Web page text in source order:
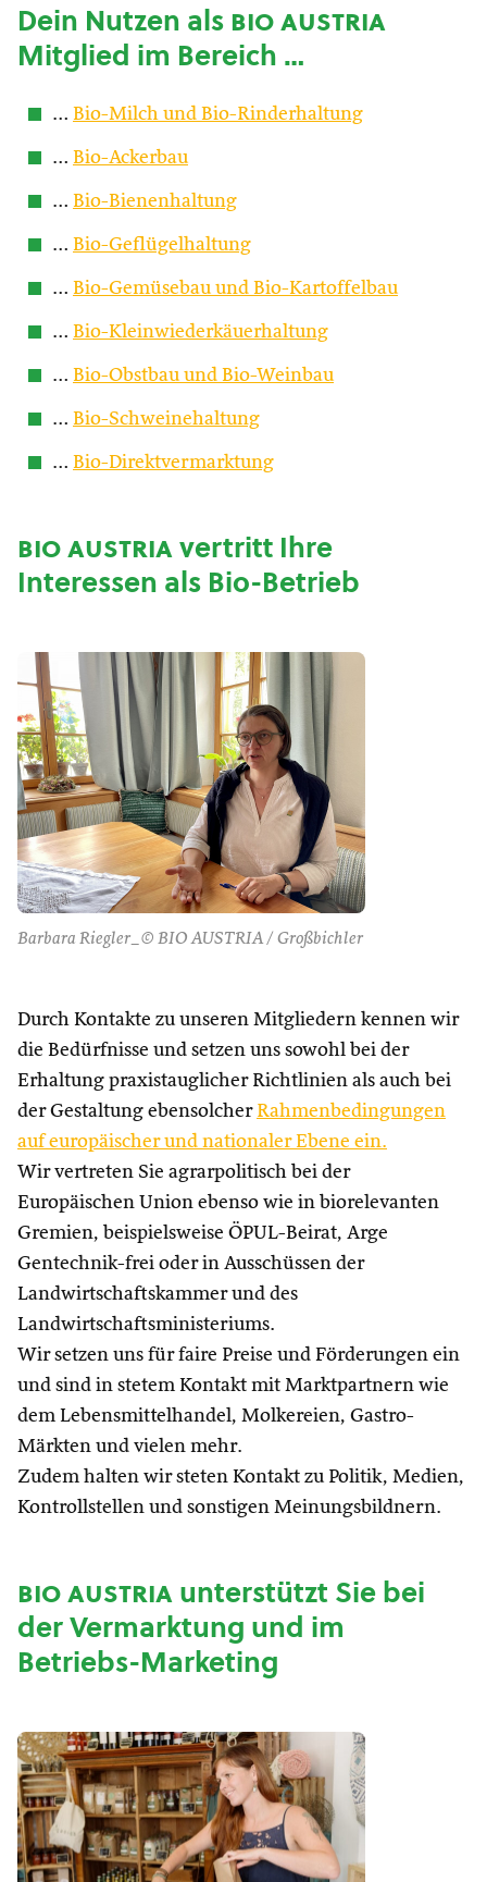
Dein Nutzen alsbio austria
Mitglied im Bereich …
… Bio-Milch und Bio-Rinderhaltung
… Bio-Ackerbau
… Bio-Bienenhaltung
… Bio-Geflügelhaltung
… Bio-Gemüsebau und Bio-Kartoffelbau
… Bio-Kleinwiederkäuerhaltung
… Bio-Obstbau und Bio-Weinbau
… Bio-Schweinehaltung
… Bio-Direktvermarktung
bio austriavertritt Ihre
Interessen als Bio-Betrieb
Barbara Riegler_© BIO AUSTRIA / Großbichler
Durch Kontakte zu unseren Mitgliedern kennen wir
die Bedürfnisse und setzen uns sowohl bei der
Erhaltung praxistauglicher Richtlinien als auch bei
der Gestaltung ebensolcher Rahmenbedingungen
auf europäischer und nationaler Ebene ein.
Wir vertreten Sie agrarpolitisch bei der
Europäischen Union ebenso wie in biorelevanten
Gremien, beispielsweise ÖPUL-Beirat, Arge
Gentechnik-frei oder in Ausschüssen der
Landwirtschaftskammer und des
Landwirtschaftsministeriums.
Wir setzen uns für faire Preise und Förderungen ein
und sind in stetem Kontakt mit Marktpartnern wie
dem Lebensmittelhandel, Molkereien, Gastro-
Märkten und vielen mehr.
Zudem halten wir steten Kontakt zu Politik, Medien,
Kontrollstellen und sonstigen Meinungsbildnern.
bio austriaunterstützt Sie bei
der Vermarktung und im
Betriebs-Marketing